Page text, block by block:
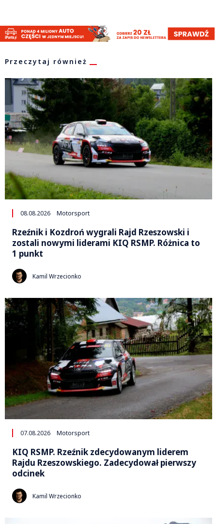
Przeczytaj również
08.08.2026 Motorsport
Rzeźnik i Kozdroń wygrali Rajd Rzeszowski i
zostali nowymi liderami KIQ RSMP. Różnica to
1 punkt
Kamil Wrzecionko
07.08.2026 Motorsport
KIQ RSMP. Rzeźnik zdecydowanym liderem
Rajdu Rzeszowskiego. Zadecydował pierwszy
odcinek
Kamil Wrzecionko